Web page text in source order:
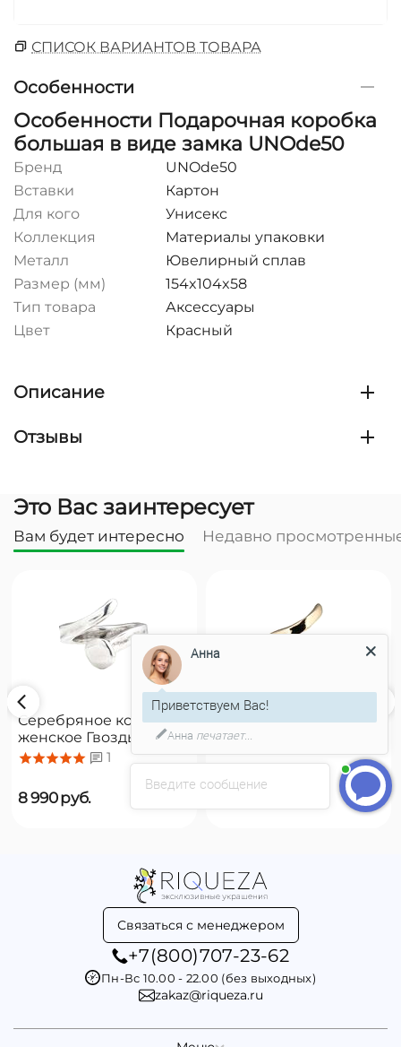
СПИСОК ВАРИАНТОВ ТОВАРА
Особенности
Особенности Подарочная коробка
большая в виде замка UNOde50
Бренд
UNOde50
Вставки
Картон
Для кого
Унисекс
Коллекция
Материалы упаковки
Металл
Ювелирный сплав
Размер (мм)
154x104x58
Тип товара
Аксессуары
Цвет
Красный
Описание
Отзывы
Это Вас заинтересует
Вам будет интересно Недавно
Серебряное кольцо
женское Гвоздь
UNOde50 B121
8 990руб.
Золотое кольцо
женское Гвоздь
UNOde50 B12
Связаться с менеджером
+7(800)707-23-62
Пн-Вс 10.00 - 22.00 (без выходных)
zakaz@riqueza.ru
Введите сообщение
Анна
Приветствуем Вас!
Анна печатает...